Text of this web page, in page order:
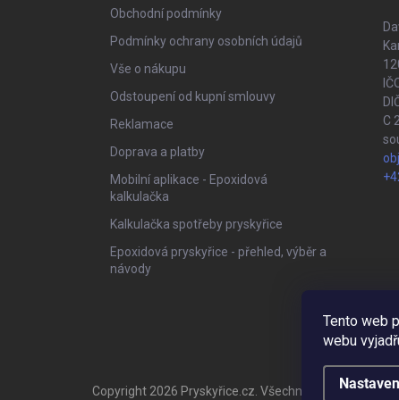
Tento web
webu
Obchodní podmínky
Podmínky ochrany osobních údajů
Vše o nákupu
Odstoupení od kupní smlouvy
Reklamace
Doprava a platby
Mobilní aplikace - Epoxidová
kalkulačka
Kalkulačka spotřeby pryskyřice
Epoxidová pryskyřice - přehled, výběr a
návody
C
Copyright 2026 Pryskyřice.cz . Všechna práva